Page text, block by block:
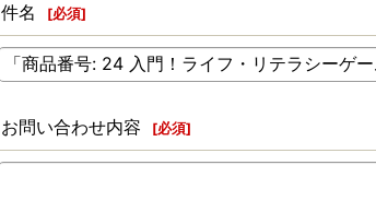
件名 [必須]
お問い合わせ内容 [必須]